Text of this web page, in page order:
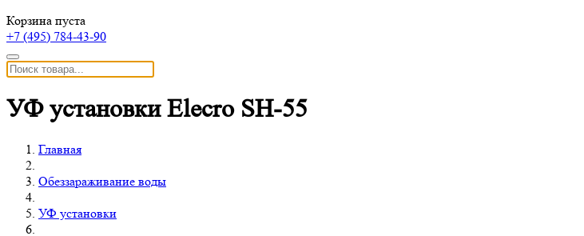
Корзина пуста
+7 (495) 784-43-90
УФ установки Elecro SH-55
Главная
Обеззараживание воды
УФ установки